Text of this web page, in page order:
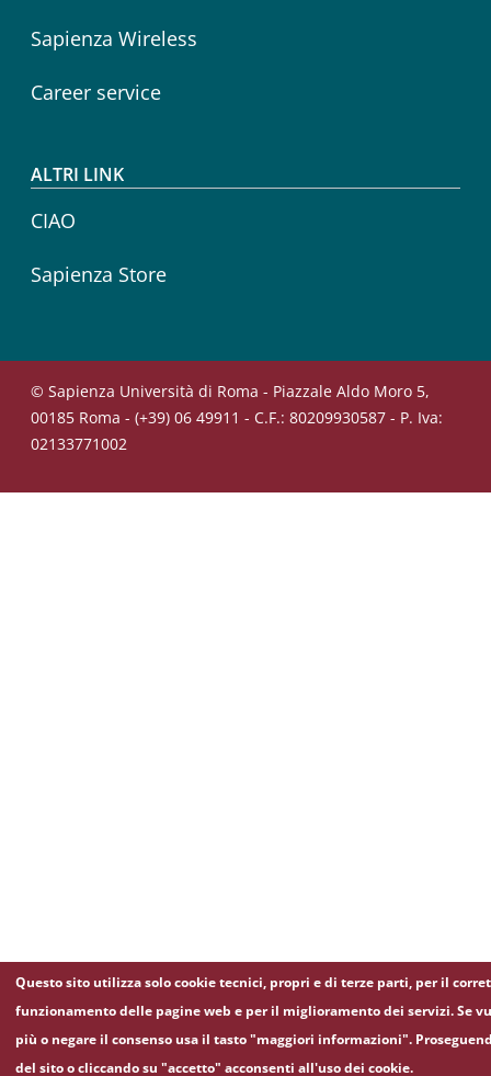
Sapienza Wireless
Career service
ALTRI LINK
CIAO
Sapienza Store
© Sapienza Università di Roma - Piazzale Aldo Moro 5,
00185 Roma - (+39) 06 49911 - C.F.: 80209930587 - P. Iva:
02133771002
Questo sito utilizza solo cookie tecnici, propri e di terze parti, per il
funzionamento delle pagine web e per il miglioramento dei servizi. Se
più o negare il consenso usa il tasto "maggiori informazioni".
del sito o cliccando su "accetto" acconsenti all'uso dei cookie.